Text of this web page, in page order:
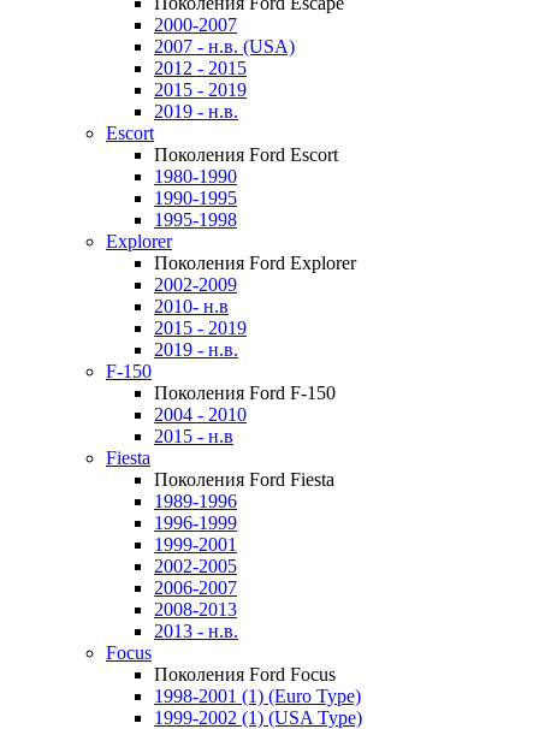
2000-2007
2007 - н.в. (USA)
2012 - 2015
2015 - 2019
2019 - н.в.
Escort
Поколения Ford Escort
1980-1990
1990-1995
1995-1998
Explorer
Поколения Ford Explorer
2002-2009
2010- н.в
2015 - 2019
2019 - н.в.
F-150
Поколения Ford F-150
2004 - 2010
2015 - н.в
Fiesta
Поколения Ford Fiesta
1989-1996
1996-1999
1999-2001
2002-2005
2006-2007
2008-2013
2013 - н.в.
Focus
Поколения Ford Focus
1998-2001 (1) (Euro Type)
1999-2002 (1) (USA Type)